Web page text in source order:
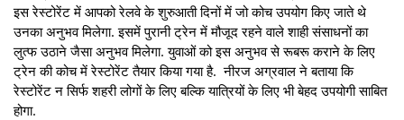
इस रेस्टोरेंट में आपको रेलवे के शुरुआती दिनों में जो कोच उपयोग किए जाते थे
उनका अनुभव मिलेगा. इसमें पुरानी ट्रेन में मौजूद रहने वाले शाही संसाधनों का
लुत्फ उठाने जैसा अनुभव मिलेगा. युवाओं को इस अनुभव से रूबरू कराने के लिए
ट्रेन की कोच में रेस्टोरेंट तैयार किया गया है. नीरज अग्रवाल ने बताया कि
रेस्टोरेंट न सिर्फ शहरी लोगों के लिए बल्कि यात्रियों के लिए भी बेहद उपयोगी साबित
होगा.